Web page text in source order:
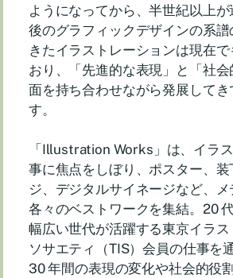
ようになってから、半世紀以上
後のグラフィックデザインの系譜
きたイラストレーションは現在
おり、「先進的な表現」と「社
面を持ち合わせながら発展してき
す。
「Illustration Works」は、イラ
事に焦点をしぼり、ポスター、
ジ、デジタルサイネージなど、
各々のベストワークを集結。20
幅広い世代が活躍する東京イラス
ソサエティ（TIS）会員の仕事を
30 年間の表現の変化や社会的役